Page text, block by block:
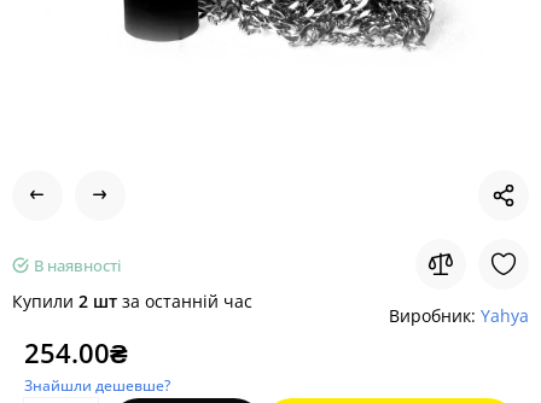
В наявності
Купили 2 шт за останній час
Виробник: Yahya
254.00₴
Знайшли дешевше?